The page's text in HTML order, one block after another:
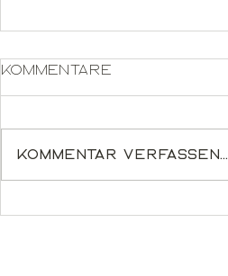
Poincaré 36 - Oak
Kommentare
Kommentar verfassen...